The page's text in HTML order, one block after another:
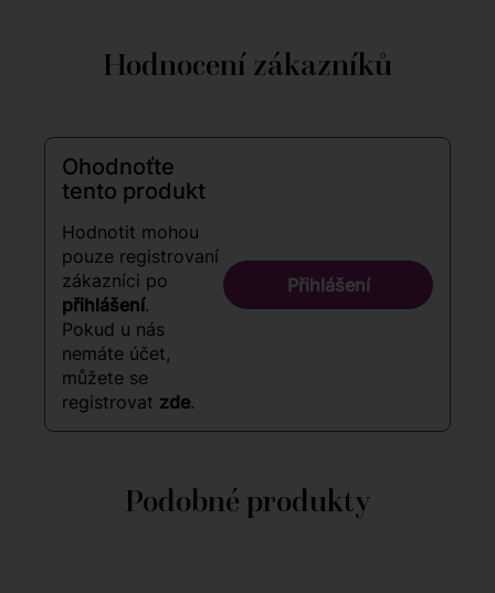
Hodnocení zákazníků
Ohodnoťte
tento produkt
Hodnotit mohou
pouze registrovaní
zákazníci po
přihlášení.
Pokud u nás
nemáte účet,
můžete se
registrovat zde.
Přihlášení
Podobné produkty